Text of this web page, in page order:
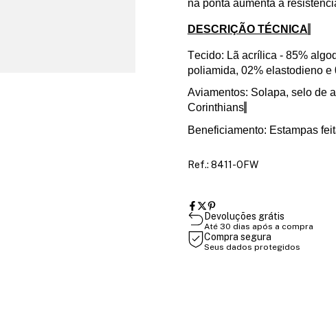
na ponta aumenta a
DESCRIÇÃO TÉCNICA
Tecido: Lã acrílica - 85%
poliamida, 02% elastodienoe
Aviamentos: Solapa, selo de
Corinthians
Beneficiamento: Estampas
Ref.: 8411-OFW
Devoluções grátis
Até 30 dias após a compra
Compra segura
Seus dados protegidos